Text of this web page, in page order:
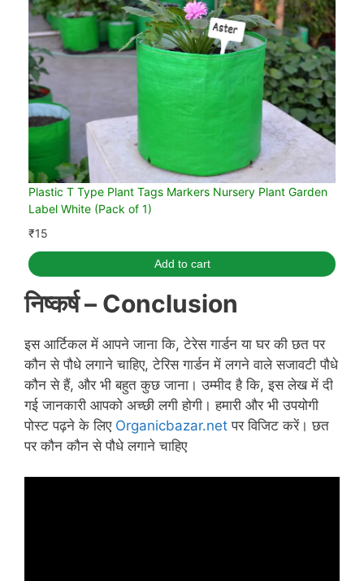
Plastic T Type Plant Tags Markers Nursery Plant Garden
Label White (Pack of 1)
₹15
Add to cart
निष्कर्ष – Conclusion
इस आर्टिकल में आपने जाना कि, टेरेस गार्डन या घर की छत पर
कौन से पौधे लगाने चाहिए, टेरिस गार्डन में लगने वाले सजावटी पौधे
कौन से हैं, और भी बहुत कुछ जाना। उम्मीद है कि, इस लेख में दी
गई जानकारी आपको अच्छी लगी होगी। हमारी और भी उपयोगी
पोस्ट पढ़ने के लिए Organicbazar.net पर विजिट करें। छत
पर कौन कौन से पौधे लगाने चाहिए